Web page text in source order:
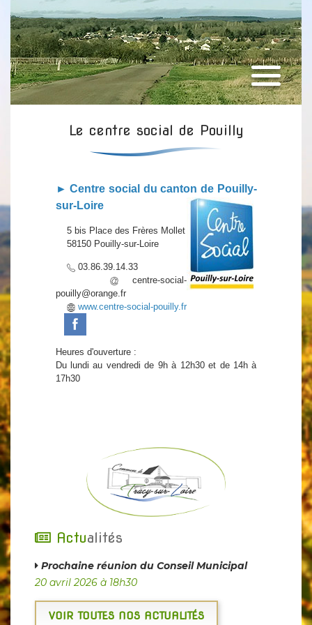
Le centre social de Pouilly
► Centre social du canton de Pouilly-
sur-Loire
5 bis Place des Frères Mollet
58150 Pouilly-sur-Loire
03.86.39.14.33
centre-social-
pouilly@orange.fr
www.centre-social-pouilly.fr
Heures d'ouverture :
Du lundi au vendredi de 9h à 12h30 et de 14h à
17h30
Actualités
Prochaine réunion du Conseil Municipal
20 avril 2026 à 18h30
VOIR TOUTES NOS ACTUALITÉS